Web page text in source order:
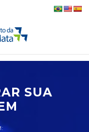
SUA